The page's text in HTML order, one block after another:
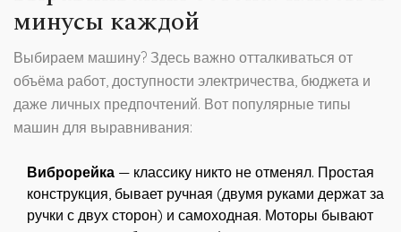
минусы каждой
Выбираем машину? Здесь важно отталкиваться от
объёма работ, доступности электричества, бюджета и
даже личных предпочтений. Вот популярные типы
машин для выравнивания:
Виброрейка — классику никто не отменял. Простая
конструкция, бывает ручная (двумя руками держат за
ручки с двух сторон) и самоходная. Моторы бывают